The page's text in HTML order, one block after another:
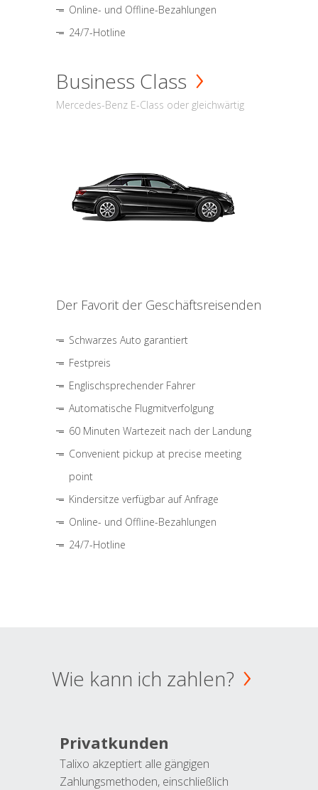
Online- und Offline-Bezahlungen
24/7-Hotline
Business Class
Mercedes-Benz E-Class oder gleichwärtig
Der Favorit der Geschäftsreisenden
Schwarzes Auto garantiert
Festpreis
Englischsprechender Fahrer
Automatische Flugmitverfolgung
60 Minuten Wartezeit nach der Landung
Convenient pickup at precise meeting
point
Kindersitze verfügbar auf Anfrage
Online- und Offline-Bezahlungen
24/7-Hotline
Wie kann ich zahlen?
Privatkunden
Talixo akzeptiert alle gängigen
Zahlungsmethoden, einschließlich